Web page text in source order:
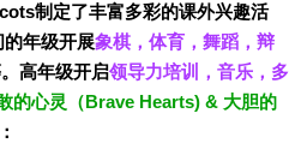
制定了丰富多彩的课外兴趣活
的年级开展象棋，体育，舞蹈，辩
高年级开启领导力培训，音乐，多
的心灵（Brave Hearts) & 大胆的